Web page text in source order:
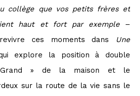
collège que vos petits frères et
haut et fort par exemple–
ces moments dans
Une
explore la position à double
» de la maison et le
sur la route de la vie sans le